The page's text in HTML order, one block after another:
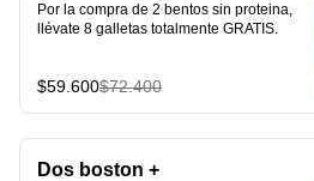
Por la compra de 2 bentos sin proteina,
llévate 8 galletas totalmente GRATIS.
$59.600$72.400
Dos boston +